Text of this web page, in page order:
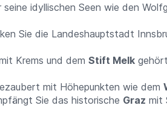
idyllischen Seen wie den
Sie die Landeshauptstadt
Krems und dem Stift Melk
mit Höhepunkten wie dem
Sie das historische Graz mit